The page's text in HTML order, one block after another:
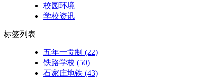
校园环境
学校资讯
标签列表
五年一贯制 (22)
铁路学校 (50)
石家庄地铁 (43)